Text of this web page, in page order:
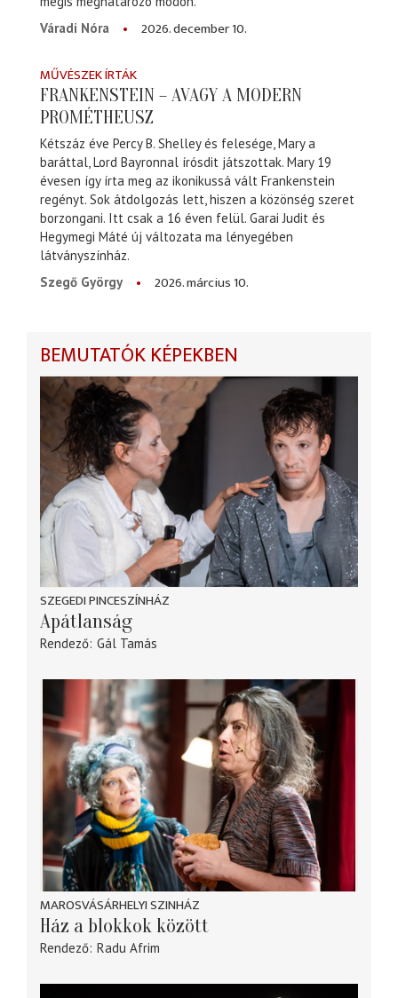
Váradi Nóra
2026. december 10.
MŰVÉSZEK ÍRTÁK
FRANKENSTEIN – AVAGY A MODERN
PROMÉTHEUSZ
Kétszáz éve Percy B. Shelley és felesége, Mary a
baráttal, Lord Bayronnal írósdit játszottak. Mary 19
évesen így írta meg az ikonikussá vált Frankenstein
regényt. Sok átdolgozás lett, hiszen a közönség szeret
borzongani. Itt csak a 16 éven felül. Garai Judit és
Hegymegi Máté új változata ma lényegében
látványszínház.
Szegő György
2026. március 10.
BEMUTATÓK KÉPEKBEN
SZEGEDI PINCESZÍNHÁZ
Apátlanság
Rendező Gál Tamás
MAROSVÁSÁRHELYI SZINHÁZ
Ház a blokkok között
Rendező Radu Afrim